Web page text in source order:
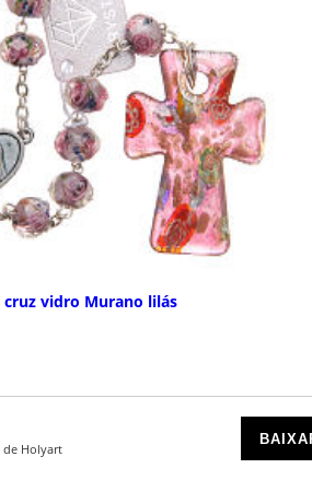
de Holyart
vidro Murano lilás